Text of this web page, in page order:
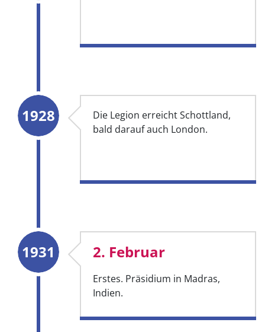
Die Legion erreicht Schottland,
bald darauf auch London.
1928
2. Februar
Erstes. Präsidium in Madras,
Indien.
1931